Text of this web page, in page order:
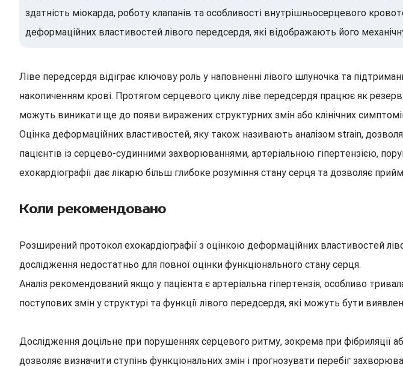
здатність міокарда, роботу клапанів та особливості внутрішньосерцевого
деформаційних властивостей лівого передсердя, які відображають його
Ліве передсердя відіграє ключову роль у наповненні лівого шлуночка та
накопиченням крові. Протягом серцевого циклу ліве передсердя працює як
можуть виникати ще до появи виражених структурних змін або клінічних
Оцінка деформаційних властивостей, яку також називають аналізом strain,
пацієнтів із серцево-судинними захворюваннями, артеріальною гіпертензією,
ехокардіографії дає лікарю більш глибоке розуміння стану серця та дозволяє
Коли рекомендовано
Розширений протокол ехокардіографії з оцінкою деформаційних властивостей
дослідження недостатньо для повної оцінки функціонального стану серця.
Аналіз рекомендований якщо у пацієнта є артеріальна гіпертензія, особливо
поступових змін у структурі та функції лівого передсердя, які можуть бути
Дослідження доцільне при порушеннях серцевого ритму, зокрема при фібриляції
дозволяє визначити ступінь функціональних змін і прогнозувати перебіг